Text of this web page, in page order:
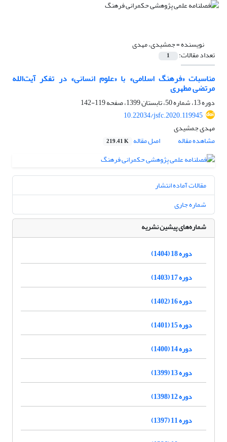
نویسنده =جمشیدی، مهدی
تعداد مقالات: 1
مناسبات «فرهنگ اسلامی» با «علوم انسانی» در تفکر آیت‌الله
مرتضی مطهری
دوره 13، شماره 50، تابستان 1399، صفحه
119-142
10.22034/jsfc.2020.119945
مهدی جمشیدی
مشاهده مقاله
اصل مقاله 219.41 K
مقالات آماده انتشار
شماره جاری
شماره‌های پیشین نشریه
دوره 18 (1404)
دوره 17 (1403)
دوره 16 (1402)
دوره 15 (1401)
دوره 14 (1400)
دوره 13 (1399)
دوره 12 (1398)
دوره 11 (1397)